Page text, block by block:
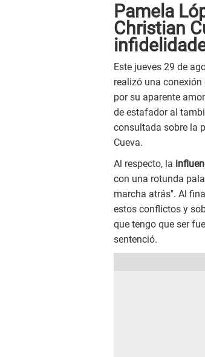
Pamela
Christian
Este jueves 29 de
realizó una
por su aparente
de estafador al
consultada sobre la
Cueva.
Al respecto, la
con una rotunda
marcha atrás". Al
estos conflictos y
que tengo que ser
sentenció.